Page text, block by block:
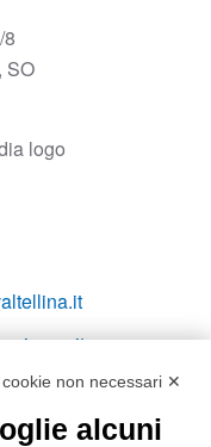
SO
cookie non necessari ✕
alcuni